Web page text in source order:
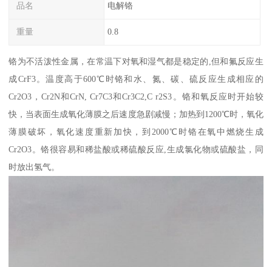
品名 电解铬
重量 0.8
铬为不活泼性金属，在常温下对氧和湿气都是稳定的,但和氟反应生
成CrF3。温度高于600℃时铬和水、氮、碳、硫反应生成相应的
Cr2O3，Cr2N和CrN, Cr7C3和Cr3C2,C r2S3。铬和氧反应时开始较
快，当表面生成氧化薄膜之后速度急剧减慢；加热到1200℃时，氧化
薄膜破坏，氧化速度重新加快，到2000℃时铬在氧中燃烧生成
Cr2O3。铬很容易和稀盐酸或稀硫酸反应,生成氯化物或硫酸盐，同
时放出氢气。